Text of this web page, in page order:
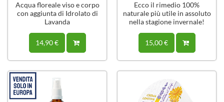
Acqua floreale viso e corpo
con aggiunta di Idrolato di
Lavanda
14,90 €
Ecco il rimedio 100%
naturale più utile in assoluto
nella stagione invernale!
15,00 €